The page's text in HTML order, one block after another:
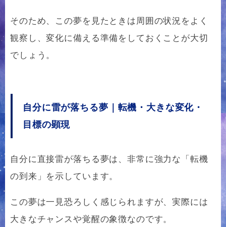
そのため、この夢を見たときは周囲の状況をよく
観察し、変化に備える準備をしておくことが大切
でしょう。
自分に雷が落ちる夢｜転機・大きな変化・
目標の顕現
自分に直接雷が落ちる夢は、非常に強力な「転機
の到来」を示しています。
この夢は一見恐ろしく感じられますが、実際には
大きなチャンスや覚醒の象徴なのです。